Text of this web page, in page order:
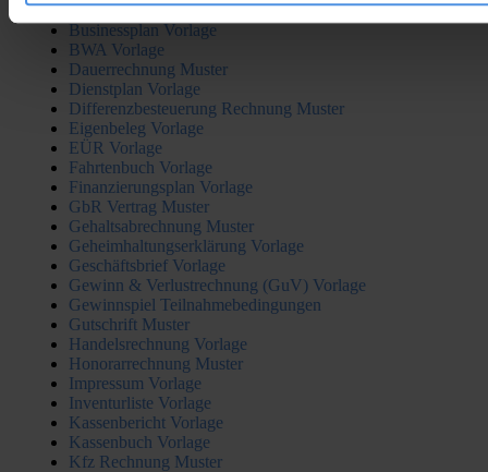
Budgetplanung Vorlage
Businessplan Vorlage
BWA Vorlage
Dauerrechnung Muster
Dienstplan Vorlage
Differenzbesteuerung Rechnung Muster
Eigenbeleg Vorlage
EÜR Vorlage
Fahrtenbuch Vorlage
Finanzierungsplan Vorlage
GbR Vertrag Muster
Gehaltsabrechnung Muster
Geheimhaltungserklärung Vorlage
Geschäftsbrief Vorlage
Gewinn & Verlustrechnung (GuV) Vorlage
Gewinnspiel Teilnahmebedingungen
Gutschrift Muster
Handelsrechnung Vorlage
Honorarrechnung Muster
Impressum Vorlage
Inventurliste Vorlage
Kassenbericht Vorlage
Kassenbuch Vorlage
Kfz Rechnung Muster